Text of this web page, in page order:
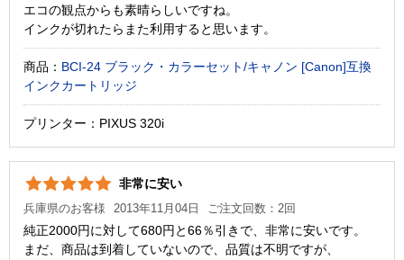
エコの観点からも素晴らしいですね。
インクが切れたらまた利用すると思います。
商品： BCI-24 ブラック・カラーセット/キャノン [Canon]互換
インクカートリッジ
プリンター：PIXUS 320i
非常に安い
兵庫県のお客様 2013年11月04日 ご注文回数：2回
純正2000円に対して680円と66％引きで、非常に安いです。
まだ、商品は到着していないので、品質は不明ですが、